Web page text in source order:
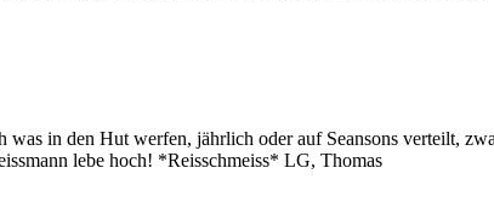
in den Hut werfen, jährlich oder auf Seansons verteilt,
lebe hoch! *Reisschmeiss* LG, Thomas